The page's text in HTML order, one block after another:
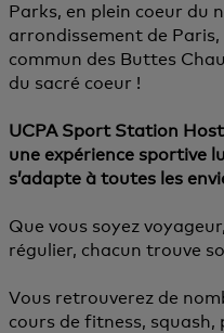
Parks, en plein coeur du
arrondissement de
commun des Buttes
du sacré coeur !
UCPA Sport Station
une expérience sportive
s’adapte à toutes les
Que vous soyez
régulier, chacun trouve
Vous retrouverez de
cours de fitness, squash,